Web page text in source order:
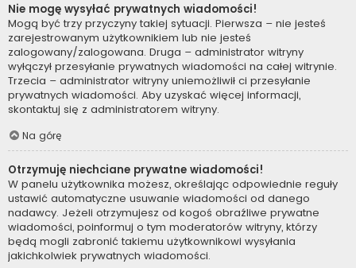
Nie mogę wysyłać prywatnych wiadomości!
Mogą być trzy przyczyny takiej sytuacji. Pierwsza – nie jesteś
zarejestrowanym użytkownikiem lub nie jesteś
zalogowany/zalogowana. Druga – administrator witryny
wyłączył przesyłanie prywatnych wiadomości na całej witrynie.
Trzecia – administrator witryny uniemożliwił ci przesyłanie
prywatnych wiadomości. Aby uzyskać więcej informacji,
skontaktuj się z administratorem witryny.
Na górę
Otrzymuję niechciane prywatne wiadomości!
W panelu użytkownika możesz, określając odpowiednie reguły
ustawić automatyczne usuwanie wiadomości od danego
nadawcy. Jeżeli otrzymujesz od kogoś obraźliwe prywatne
wiadomości, poinformuj o tym moderatorów witryny, którzy
będą mogli zabronić takiemu użytkownikowi wysyłania
jakichkolwiek prywatnych wiadomości.